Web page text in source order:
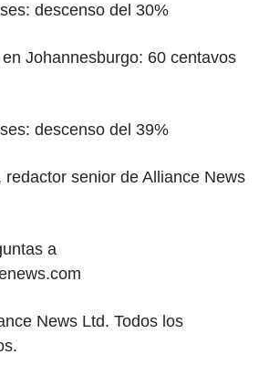
descenso del 30%
Johannesburgo: 60 centavos
descenso del 39%
redactor senior de Alliance News
a
News Ltd. Todos los